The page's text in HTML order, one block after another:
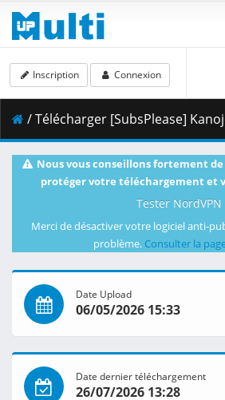
Inscription Connexion
/ Télécharger [SubsPlease] Kanojo_ Okarishimasu - 53 (720p)
Nous vous conseillons fortement
protéger votre téléchargement et
Tester NordVPN
Merci de désactiver votre logiciel anti-
problème. Consulter la
Date Upload
06/05/2026 15:33
Date dernier téléchargement
26/07/2026 13:28